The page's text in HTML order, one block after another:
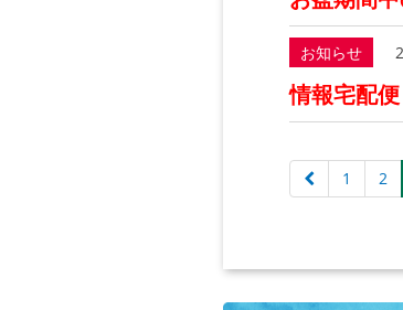
お知らせ
情報宅配
1 2